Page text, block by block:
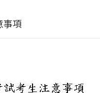
事項